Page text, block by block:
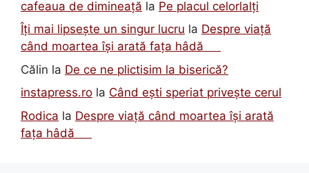
cafeaua de dimineață la Pe placul celorlalți
Îți mai lipsește un singur lucru la Despre viață
când moartea își arată fața hâdă
Călin la De ce ne plictisim la biserică?
instapress.ro la Când ești speriat privește cerul
Rodica la Despre viață când moartea își arată
fața hâdă